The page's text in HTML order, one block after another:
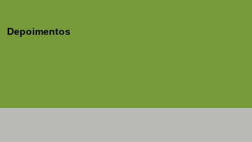
Depoimentos